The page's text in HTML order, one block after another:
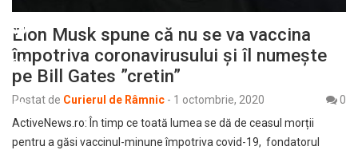
Elon Musk spune că nu se va vaccina
împotriva coronavirusului și îl numește
pe Bill Gates ”cretin”
Postat de Curierul de Râmnic - 1 octombrie, 2020
0
ActiveNews.ro: În timp ce toată lumea se dă de ceasul morții
pentru a găsi vaccinul-minune împotriva covid-19, fondatorul